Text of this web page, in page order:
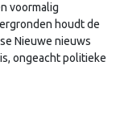
voormalig
houdt de
Nieuwe nieuws
ongeacht politieke